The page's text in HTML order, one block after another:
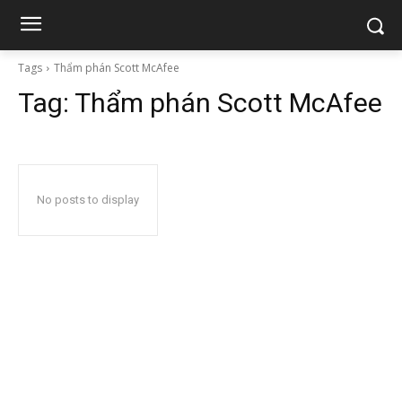
Tags Thẩm phán Scott McAfee
Tag: Thẩm phán Scott McAfee
No posts to display